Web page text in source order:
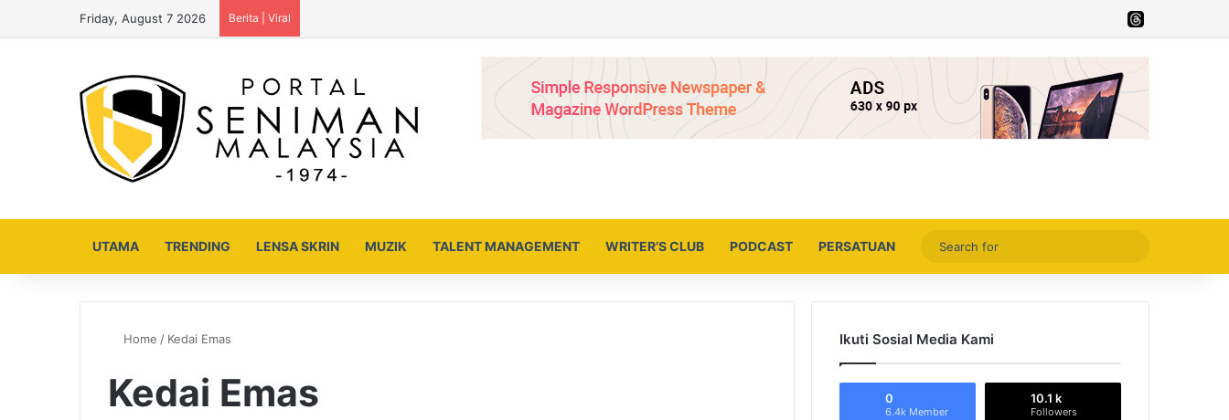
Friday, August 7 2026 Berita | Viral YouTubeInstagram
UTAMA TRENDING LENSA SKRIN MUZIK TALENT MANAGEMENT WRITER’S CLUB PODCAST PERSATUAN
for
Home / Kedai Emas
Kedai Emas
Ikuti Sosial Media Kami
0
6.4k Member
10.1 k
Followers